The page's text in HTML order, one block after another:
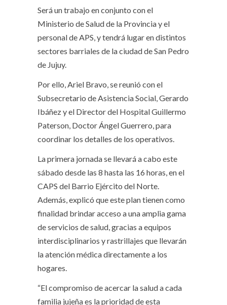
Será un trabajo en conjunto con el
Ministerio de Salud de la Provincia y el
personal de APS, y tendrá lugar en distintos
sectores barriales de la ciudad de San Pedro
de Jujuy.
Por ello, Ariel Bravo, se reunió con el
Subsecretario de Asistencia Social, Gerardo
Ibáñez y el Director del Hospital Guillermo
Paterson, Doctor Ángel Guerrero, para
coordinar los detalles de los operativos.
La primera jornada se llevará a cabo este
sábado desde las 8 hasta las 16 horas, en el
CAPS del Barrio Ejército del Norte.
Además, explicó que este plan tienen como
finalidad brindar acceso a una amplia gama
de servicios de salud, gracias a equipos
interdisciplinarios y rastrillajes que llevarán
la atención médica directamente a los
hogares.
“El compromiso de acercar la salud a cada
familia jujeña es la prioridad de esta